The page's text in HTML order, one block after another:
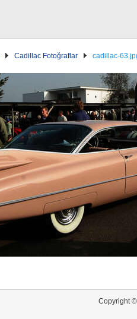
Cadillac Fotoğraflar cadillac-
Copyright